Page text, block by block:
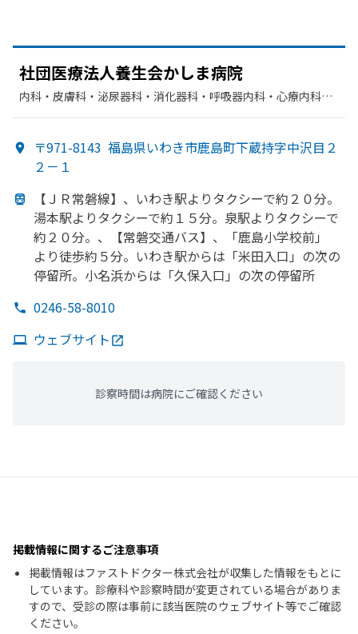
社団医療法人養生会かしま病院
内科・​皮膚科・​泌尿器科・​消化器科・​呼吸器内科・​心療内科・​
科・外科・​腎臓内科・外科・​乳腺外科・​歯科
〒971-8143 福島県いわき市鹿島町下蔵持字中沢目２
２－１
【ＪＲ常磐線】、 いわき駅よりタクシーで約２０分。
湯本駅よりタクシーで約１５分。 泉駅よりタクシーで
約２０分。、
【常磐交通バス】、
「鹿島小学校前」
より徒歩約５分。 いわき駅からは 「米田入口」の次の
停留所。 小名浜からは 「久保入口」の次の停留所
0246-58-8010
ウェブサイト
診察時間は病院にご確認ください
掲載情報に関するご注意事項
掲載情報はファストドクター株式会社が収集した情報をもとに
しています。診療科や診察時間が変更されている場合がありま
すので、受診の際は事前に該当医院のウェブサイト等でご確認
ください。